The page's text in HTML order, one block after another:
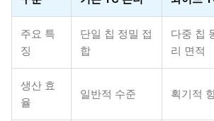
주요 특
징
단일 칩 정밀 접
합
다중 칩
리 면적
생산 효
율
일반적 수준 획기적